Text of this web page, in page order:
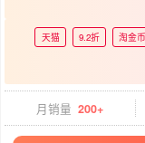
天猫 9.2折 淘金
月销量 200+